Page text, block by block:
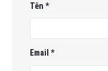
Tên*
Email*